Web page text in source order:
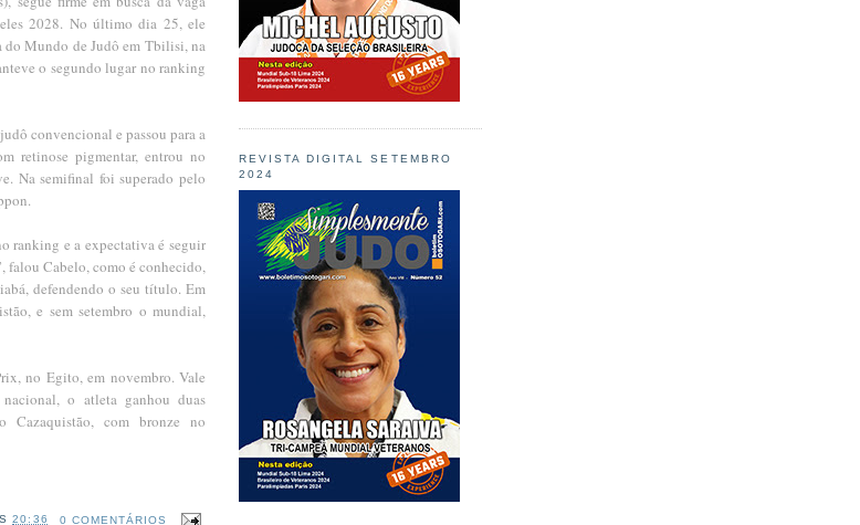
2028. No último dia 25, ele
Mundo de Judô em Tbilisi, na
o segundo lugar no ranking
convencional e passou para a
retinose pigmentar, entrou no
Na semifinal foi superado pelo
ranking e a expectativa é seguir
falou Cabelo, como é conhecido,
defendendo o seu título. Em
e sem setembro o mundial,
no Egito, em novembro. Vale
o atleta ganhou duas
Cazaquistão, com bronze no
20:36 0 COMENTÁRIOS
REVISTA DIGITAL SETEMBRO
2024